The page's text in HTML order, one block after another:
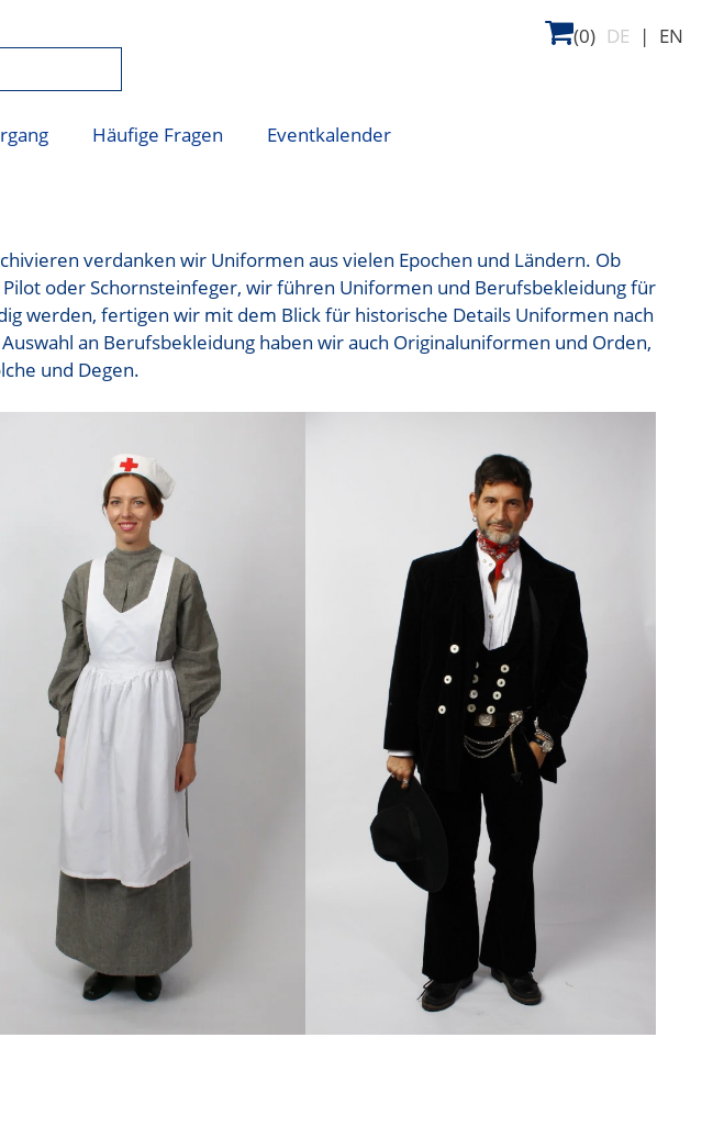
(0) DE | EN
Häufige Fragen Eventkalender
verdanken wir Uniformen aus vielen Epochen und Ländern. Ob
oder Schornsteinfeger, wir führen Uniformen und Berufsbekleidung für
werden, fertigen wir mit dem Blick für historische Details Uniformen nach
an Berufsbekleidung haben wir auch Originaluniformen und Orden,
und Degen.